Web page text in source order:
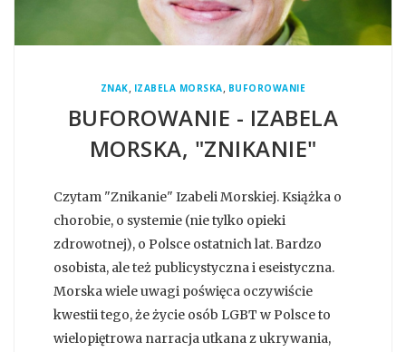
ZNAK, IZABELA MORSKA, BUFOROWANIE
BUFOROWANIE - IZABELA
MORSKA, "ZNIKANIE"
Czytam "Znikanie" Izabeli Morskiej. Książka o
chorobie, o systemie (nie tylko opieki
zdrowotnej), o Polsce ostatnich lat. Bardzo
osobista, ale też publicystyczna i eseistyczna.
Morska wiele uwagi poświęca oczywiście
kwestii tego, że życie osób LGBT w Polsce to
wielopiętrowa narracja utkana z ukrywania,